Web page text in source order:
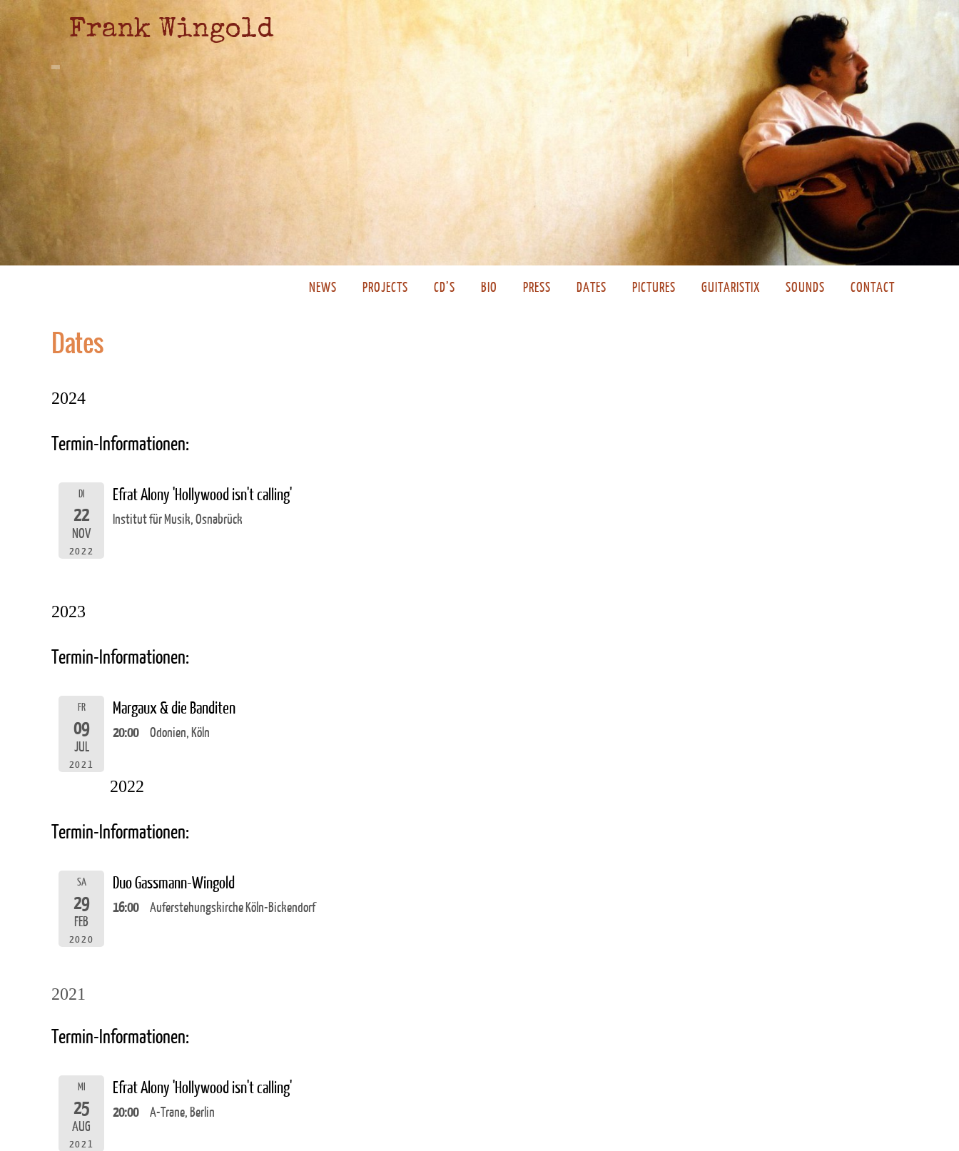
Frank Wingold
NEWS PROJECTS CD’S BIO PRESS DATES PICTURES GUITARISTIX SOUNDS CONTACT
Dates
2024
Termin-Informationen:
DI
22
NOV
2022
Efrat Alony 'Hollywood isn't calling'
Institut für Musik, Osnabrück
2023
Termin-Informationen:
FR
09
JUL
2021
Margaux & die Banditen
20:00 Odonien, Köln
2022
Termin-Informationen:
SA
29
FEB
2020
Duo Gassmann-Wingold
16:00 Auferstehungskirche Köln-Bickendorf
2021
Termin-Informationen:
MI
25
AUG
2021
Efrat Alony 'Hollywood isn't calling'
20:00 A-Trane, Berlin